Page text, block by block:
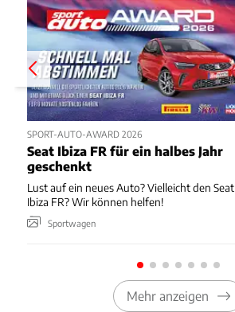
SPORT-AUTO-AWARD 2026
Seat Ibiza FR für ein halbes Jahr
geschenkt
Lust auf ein neues Auto? Vielleicht den Seat
Ibiza FR? Wir können helfen!
Sportwagen
Mehr anzeigen